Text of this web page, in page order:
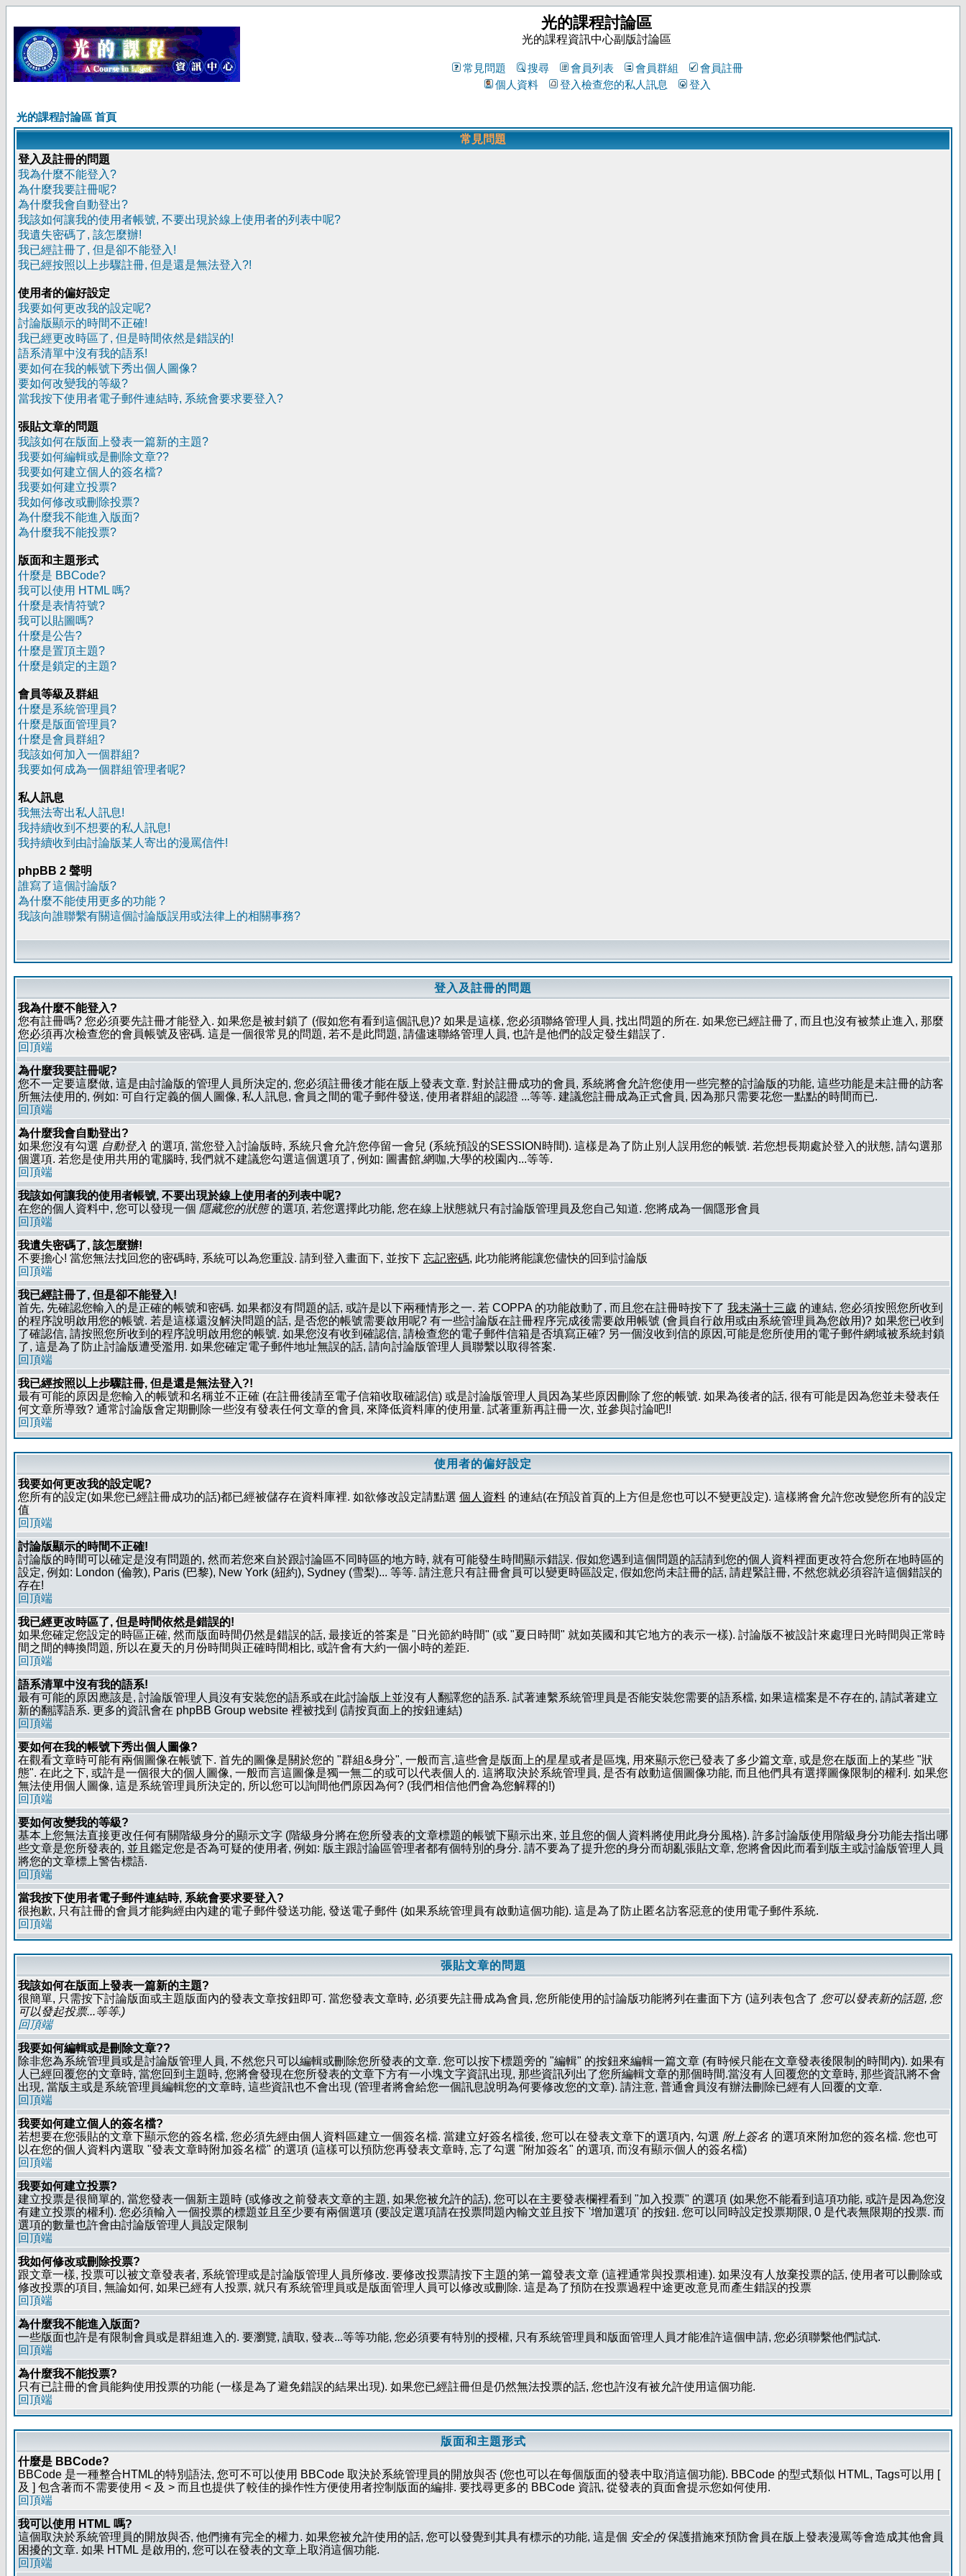
光的課程討論區
光的課程資訊中心副版討論區
常見問題 搜尋 會員列表 會員群組
會員註冊
個人資料
登入檢查您的私人訊息 登入
光的課程討論區 首頁
常見問題
登入及註冊的問題
我為什麼不能登入?
為什麼我要註冊呢?
為什麼我會自動登出?
我該如何讓我的使用者帳號, 不要出現於線上使用者的列表中呢?
我遺失密碼了, 該怎麼辦!
我已經註冊了, 但是卻不能登入!
我已經按照以上步驟註冊, 但是還是無法登入?!
使用者的偏好設定
我要如何更改我的設定呢?
討論版顯示的時間不正確!
我已經更改時區了, 但是時間依然是錯誤的!
語系清單中沒有我的語系!
要如何在我的帳號下秀出個人圖像?
要如何改變我的等級?
當我按下使用者電子郵件連結時, 系統會要求要登入?
張貼文章的問題
我該如何在版面上發表一篇新的主題?
我要如何編輯或是刪除文章??
我要如何建立個人的簽名檔?
我要如何建立投票?
我如何修改或刪除投票?
為什麼我不能進入版面?
為什麼我不能投票?
版面和主題形式
什麼是 BBCode?
我可以使用 HTML 嗎?
什麼是表情符號?
我可以貼圖嗎?
什麼是公告?
什麼是置頂主題?
什麼是鎖定的主題?
會員等級及群組
什麼是系統管理員?
什麼是版面管理員?
什麼是會員群組?
我該如何加入一個群組?
我要如何成為一個群組管理者呢?
私人訊息
我無法寄出私人訊息!
我持續收到不想要的私人訊息!
我持續收到由討論版某人寄出的漫罵信件!
phpBB 2 聲明
誰寫了這個討論版?
為什麼不能使用更多的功能 ?
我該向誰聯繫有關這個討論版誤用或法律上的相關事務?
登入及註冊的問題
我為什麼不能登入?
您有註冊嗎? 您必須要先註冊才能登入. 如果您是被封鎖了 (假如您有看到這個訊息)? 如果是這樣, 您必須聯絡管理人員, 找出問題的所在. 如果您已經註冊了, 而且也沒有被禁止進入, 那麼
您必須再次檢查您的會員帳號及密碼. 這是一個很常見的問題, 若不是此問題, 請儘速聯絡管理人員, 也許是他們的設定發生錯誤了.
回頂端
為什麼我要註冊呢?
您不一定要這麼做, 這是由討論版的管理人員所決定的, 您必須註冊後才能在版上發表文章. 對於註冊成功的會員, 系統將會允許您使用一些完整的討論版的功能, 這些功能是未註冊的訪客
所無法使用的, 例如: 可自行定義的個人圖像, 私人訊息, 會員之間的電子郵件發送, 使用者群組的認證 ...等等. 建議您註冊成為正式會員, 因為那只需要花您一點點的時間而已.
回頂端
為什麼我會自動登出?
如果您沒有勾選 自動登入 的選項, 當您登入討論版時, 系統只會允許您停留一會兒 (系統預設的SESSION時間). 這樣是為了防止別人誤用您的帳號. 若您想長期處於登入的狀態, 請勾選那
個選項. 若您是使用共用的電腦時, 我們就不建議您勾選這個選項了, 例如: 圖書館,網咖,大學的校園內...等等.
回頂端
我該如何讓我的使用者帳號, 不要出現於線上使用者的列表中呢?
在您的個人資料中, 您可以發現一個 隱藏您的狀態的選項, 若您選擇此功能, 您在線上狀態就只有討論版管理員及您自己知道. 您將成為一個隱形會員
回頂端
我遺失密碼了, 該怎麼辦!
不要擔心! 當您無法找回您的密碼時, 系統可以為您重設. 請到登入畫面下, 並按下 忘記密碼, 此功能將能讓您儘快的回到討論版
回頂端
我已經註冊了, 但是卻不能登入!
首先, 先確認您輸入的是正確的帳號和密碼. 如果都沒有問題的話, 或許是以下兩種情形之一. 若 COPPA 的功能啟動了, 而且您在註冊時按下了 我未滿十三歲 的連結, 您必須按照您所收到
的程序說明啟用您的帳號. 若是這樣還沒解決問題的話, 是否您的帳號需要啟用呢? 有一些討論版在註冊程序完成後需要啟用帳號 (會員自行啟用或由系統管理員為您啟用)? 如果您已收到
了確認信, 請按照您所收到的程序說明啟用您的帳號. 如果您沒有收到確認信, 請檢查您的電子郵件信箱是否填寫正確? 另一個沒收到信的原因,可能是您所使用的電子郵件網域被系統封鎖
了, 這是為了防止討論版遭受濫用. 如果您確定電子郵件地址無誤的話, 請向討論版管理人員聯繫以取得答案.
回頂端
我已經按照以上步驟註冊, 但是還是無法登入?!
最有可能的原因是您輸入的帳號和名稱並不正確 (在註冊後請至電子信箱收取確認信) 或是討論版管理人員因為某些原因刪除了您的帳號. 如果為後者的話, 很有可能是因為您並未發表任
何文章所導致? 通常討論版會定期刪除一些沒有發表任何文章的會員, 來降低資料庫的使用量. 試著重新再註冊一次, 並參與討論吧!!
回頂端
使用者的偏好設定
我要如何更改我的設定呢?
您所有的設定(如果您已經註冊成功的話)都已經被儲存在資料庫裡. 如欲修改設定請點選 個人資料 的連結(在預設首頁的上方但是您也可以不變更設定). 這樣將會允許您改變您所有的設定
值
回頂端
討論版顯示的時間不正確!
討論版的時間可以確定是沒有問題的, 然而若您來自於跟討論區不同時區的地方時, 就有可能發生時間顯示錯誤. 假如您遇到這個問題的話請到您的個人資料裡面更改符合您所在地時區的
設定, 例如: London (倫敦), Paris (巴黎), New York (紐約), Sydney (雪梨)... 等等. 請注意只有註冊會員可以變更時區設定, 假如您尚未註冊的話, 請趕緊註冊, 不然您就必須容許這個錯誤的
存在!
回頂端
我已經更改時區了, 但是時間依然是錯誤的!
如果您確定您設定的時區正確, 然而版面時間仍然是錯誤的話, 最接近的答案是 "日光節約時間" (或 "夏日時間" 就如英國和其它地方的表示一樣). 討論版不被設計來處理日光時間與正常時
間之間的轉換問題, 所以在夏天的月份時間與正確時間相比, 或許會有大約一個小時的差距.
回頂端
語系清單中沒有我的語系!
最有可能的原因應該是, 討論版管理人員沒有安裝您的語系或在此討論版上並沒有人翻譯您的語系. 試著連繫系統管理員是否能安裝您需要的語系檔, 如果這檔案是不存在的, 請試著建立
新的翻譯語系. 更多的資訊會在 phpBB Group website 裡被找到 (請按頁面上的按鈕連結)
回頂端
要如何在我的帳號下秀出個人圖像?
在觀看文章時可能有兩個圖像在帳號下. 首先的圖像是關於您的 "群組&身分", 一般而言,這些會是版面上的星星或者是區塊, 用來顯示您已發表了多少篇文章, 或是您在版面上的某些 "狀
態". 在此之下, 或許是一個很大的個人圖像, 一般而言這圖像是獨一無二的或可以代表個人的. 這將取決於系統管理員, 是否有啟動這個圖像功能, 而且他們具有選擇圖像限制的權利. 如果您
無法使用個人圖像, 這是系統管理員所決定的, 所以您可以詢間他們原因為何? (我們相信他們會為您解釋的!)
回頂端
要如何改變我的等級?
基本上您無法直接更改任何有關階級身分的顯示文字 (階級身分將在您所發表的文章標題的帳號下顯示出來, 並且您的個人資料將使用此身分風格). 許多討論版使用階級身分功能去指出哪
些文章是您所發表的, 並且鑑定您是否為可疑的使用者, 例如: 版主跟討論區管理者都有個特別的身分. 請不要為了提升您的身分而胡亂張貼文章, 您將會因此而看到版主或討論版管理人員
將您的文章標上警告標語.
回頂端
當我按下使用者電子郵件連結時, 系統會要求要登入?
很抱歉, 只有註冊的會員才能夠經由內建的電子郵件發送功能, 發送電子郵件 (如果系統管理員有啟動這個功能). 這是為了防止匿名訪客惡意的使用電子郵件系統.
回頂端
張貼文章的問題
我該如何在版面上發表一篇新的主題?
很簡單, 只需按下討論版面或主題版面內的發表文章按鈕即可. 當您發表文章時, 必須要先註冊成為會員, 您所能使用的討論版功能將列在畫面下方 (這列表包含了 您可以發表新的話題, 您
可以發起投票...等等.)
回頂端
我要如何編輯或是刪除文章??
除非您為系統管理員或是討論版管理人員, 不然您只可以編輯或刪除您所發表的文章. 您可以按下標題旁的 "編輯" 的按鈕來編輯一篇文章 (有時候只能在文章發表後限制的時間內). 如果有
人已經回覆您的文章時, 當您回到主題時, 您將會發現在您所發表的文章下方有一小塊文字資訊出現, 那些資訊列出了您所編輯文章的那個時間.當沒有人回覆您的文章時, 那些資訊將不會
出現, 當版主或是系統管理員編輯您的文章時, 這些資訊也不會出現 (管理者將會給您一個訊息說明為何要修改您的文章). 請注意, 普通會員沒有辦法刪除已經有人回覆的文章.
回頂端
我要如何建立個人的簽名檔?
若想要在您張貼的文章下顯示您的簽名檔, 您必須先經由個人資料區建立一個簽名檔. 當建立好簽名檔後, 您可以在發表文章下的選項內, 勾選 附上簽名 的選項來附加您的簽名檔. 您也可
以在您的個人資料內選取 "發表文章時附加簽名檔" 的選項 (這樣可以預防您再發表文章時, 忘了勾選 "附加簽名" 的選項, 而沒有顯示個人的簽名檔)
回頂端
我要如何建立投票?
建立投票是很簡單的, 當您發表一個新主題時 (或修改之前發表文章的主題, 如果您被允許的話), 您可以在主要發表欄裡看到 "加入投票" 的選項 (如果您不能看到這項功能, 或許是因為您沒
有建立投票的權利). 您必須輸入一個投票的標題並且至少要有兩個選項 (要設定選項請在投票問題內輸文並且按下 '增加選項' 的按鈕. 您可以同時設定投票期限, 0 是代表無限期的投票. 而
選項的數量也許會由討論版管理人員設定限制
回頂端
我如何修改或刪除投票?
跟文章一樣, 投票可以被文章發表者, 系統管理或是討論版管理人員所修改. 要修改投票請按下主題的第一篇發表文章 (這裡通常與投票相連). 如果沒有人放棄投票的話, 使用者可以刪除或
修改投票的項目, 無論如何, 如果已經有人投票, 就只有系統管理員或是版面管理人員可以修改或刪除. 這是為了預防在投票過程中途更改意見而產生錯誤的投票
回頂端
為什麼我不能進入版面?
一些版面也許是有限制會員或是群組進入的. 要瀏覽, 讀取, 發表...等等功能, 您必須要有特別的授權, 只有系統管理員和版面管理人員才能准許這個申請, 您必須聯繫他們試試.
回頂端
為什麼我不能投票?
只有已註冊的會員能夠使用投票的功能 (一樣是為了避免錯誤的結果出現). 如果您已經註冊但是仍然無法投票的話, 您也許沒有被允許使用這個功能.
回頂端
版面和主題形式
什麼是 BBCode?
BBCode 是一種整合HTML的特別語法, 您可不可以使用 BBCode 取決於系統管理員的開放與否 (您也可以在每個版面的發表中取消這個功能). BBCode 的型式類似 HTML, Tags可以用 [
及 ] 包含著而不需要使用 < 及 > 而且也提供了較佳的操作性方便使用者控制版面的編排. 要找尋更多的 BBCode 資訊, 從發表的頁面會提示您如何使用.
回頂端
我可以使用 HTML 嗎?
這個取決於系統管理員的開放與否, 他們擁有完全的權力. 如果您被允許使用的話, 您可以發覺到其具有標示的功能, 這是個 安全的保護措施來預防會員在版上發表漫罵等會造成其他會員
困擾的文章. 如果 HTML 是啟用的, 您可以在發表的文章上取消這個功能.
回頂端